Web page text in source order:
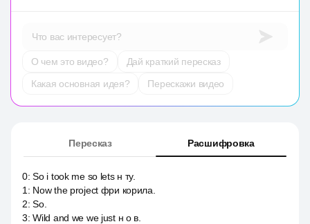
Что вас интересует?
О чем это видео?
Дай краткий пересказ
Какая основная идея?
Перескажи видео
Пересказ Расшифровка
0:So i took me so lets н ту.
1 : Now the project фри корила.
2:So.
3:Wild and we we just н о в.